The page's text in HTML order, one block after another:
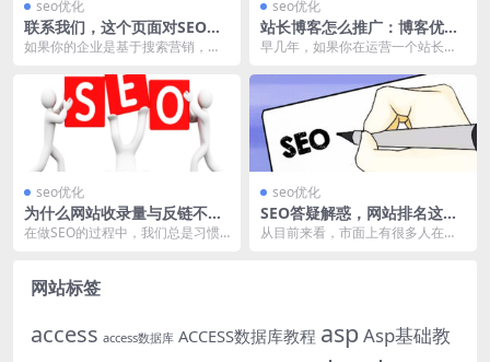
seo优化
联系我们，这个页面对SEO重
要吗？
如果你的企业是基于搜索营销，你
得有效的流量，但在实...
seo优化
站长博客怎么推广：博客优化
的6个最新技巧！
早几年，如果你在运营一个站长博
小工具，查看自己在博...
seo优化
为什么网站收录量与反链不
高，而权重高？
在做SEO的过程中，我们总是习惯
seo优化
SEO答疑解惑，网站排名这些
问题你了解吗？
从目前来看，市面上有很多人在讨
网站标签
access access数据库 ACCESS数据库教程 asp Asp基础教